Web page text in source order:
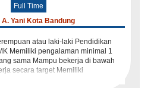
Full Time
A. Yani Kota Bandung
atau laki-laki Pendidikan
Memiliki pengalaman minimal 1
sama Mampu bekerja di bawah
secara target Memiliki